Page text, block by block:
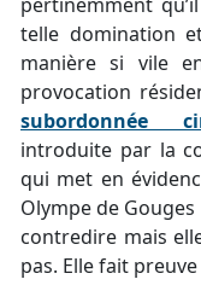
telle domination
manière si vile
provocation
subordonnée
introduite par la
qui met en
Olympe de
contredire mais
pas. Elle fait